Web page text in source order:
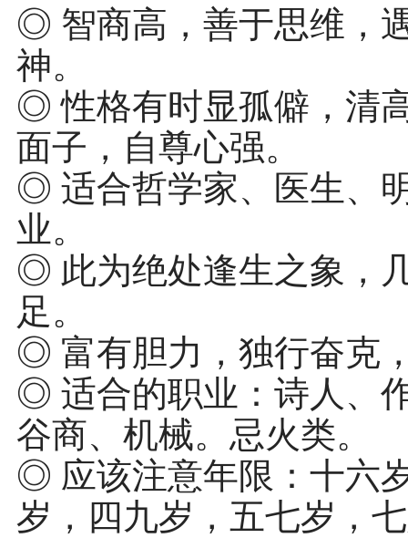
◎ 智商高，善于思维，
神。
◎ 性格有时显孤僻，清
面子，自尊心强。
◎ 适合哲学家、医生、
业。
◎ 此为绝处逢生之象，
足。
◎ 富有胆力，独行奋克
◎ 适合的职业：诗人、
谷商、机械。忌火类。
◎ 应该注意年限：十六
岁，四九岁，五七岁，